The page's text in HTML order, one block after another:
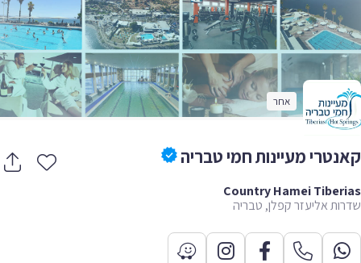
אחר
מעיינות חמי טבריה
Country Hamei
אליעזר קפלן, טבריה